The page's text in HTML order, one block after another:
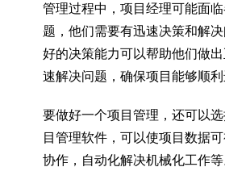
管理过程中，项目经理可能面
题，他们需要有迅速决策和解
好的决策能力可以帮助他们做
速解决问题，确保项目能够顺利
要做好一个项目管理，还可以
目管理软件，可以使项目数据
协作，自动化解决机械化工作等